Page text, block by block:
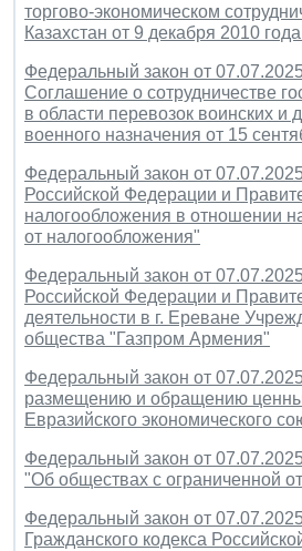
торгово-экономическом
Казахстан от 9 декабря 2010
Федеральный закон от
Соглашение о сотрудничестве
в области перевозок воинских
военного назначения от 15
Федеральный закон от
Российской Федерации и
налогообложения в отношении
от налогообложения"
Федеральный закон от
Российской Федерации и
деятельности в г. Ереване
общества "Газпром Армения"
Федеральный закон от
размещению и обращению
Евразийского экономического
Федеральный закон от
"Об обществах с ограниченной
Федеральный закон от
Гражданского кодекса